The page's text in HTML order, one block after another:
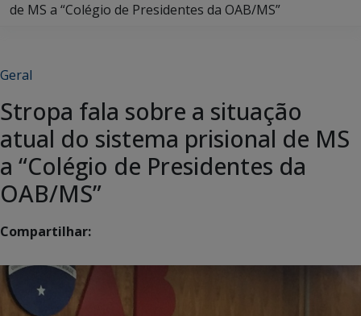
de MS a “Colégio de Presidentes da OAB/MS”
Geral
Stropa fala sobre a situação
atual do sistema prisional de MS
a “Colégio de Presidentes da
OAB/MS”
Compartilhar: